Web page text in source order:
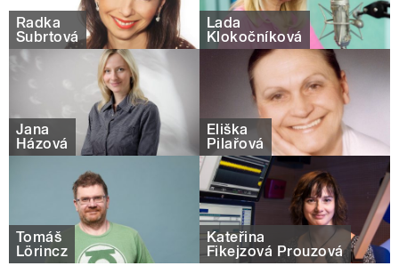
Radka
Šubrtová
Lada
Klokočníková
Jana
Házová
Eliška
Pilařová
Tomáš
Lörincz
Kateřina
Fikejzová Prouzová